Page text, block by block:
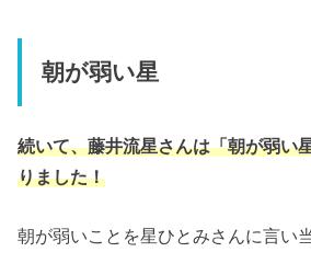
朝が弱い星
続いて、藤井流星さんは「朝が弱い
りました！
朝が弱いことを星ひとみさんに言い